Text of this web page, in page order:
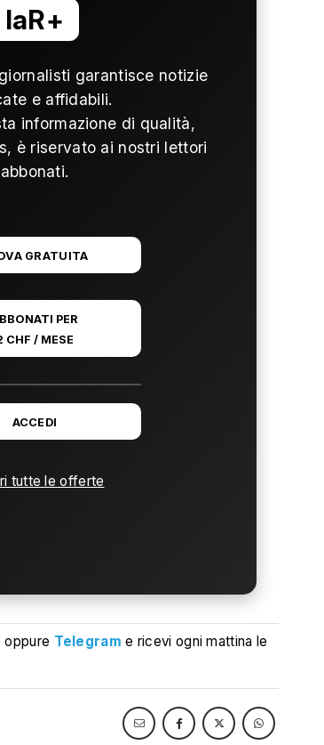
laR+
garantisce notizie
e affidabili.
informazione di qualità,
è riservato ai nostri lettori
abbonati.
GRATUITA
PER
CHF / MESE
ACCEDI
tutte le offerte
oppure Telegram e ricevi ogni mattina le